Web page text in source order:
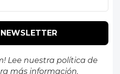
Lee nuestra política de
más información.